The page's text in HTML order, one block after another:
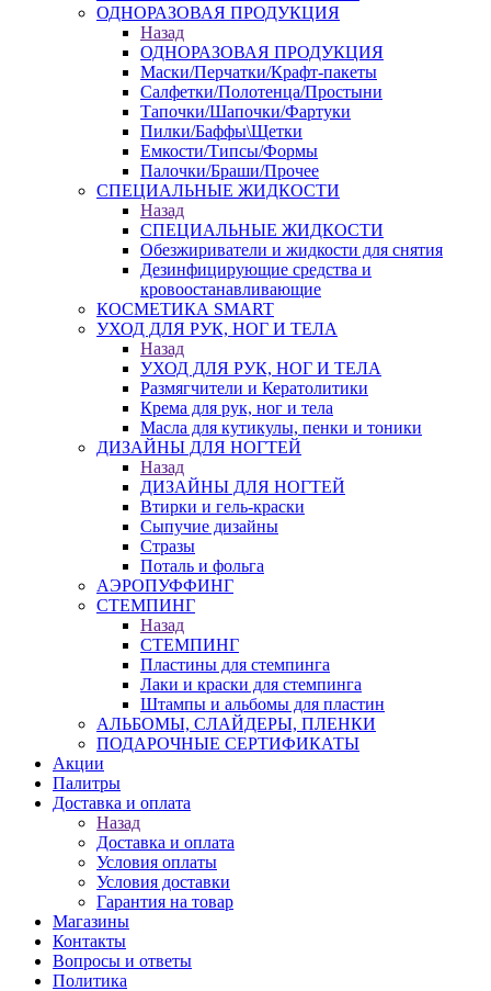
ОДНОРАЗОВАЯ ПРОДУКЦИЯ
Назад
ОДНОРАЗОВАЯ ПРОДУКЦИЯ
Маски/Перчатки/Крафт-пакеты
Салфетки/Полотенца/Простыни
Тапочки/Шапочки/Фартуки
Пилки/Баффы\Щетки
Емкости/Типсы/Формы
Палочки/Браши/Прочее
СПЕЦИАЛЬНЫЕ ЖИДКОСТИ
Назад
СПЕЦИАЛЬНЫЕ ЖИДКОСТИ
Обезжириватели и жидкости для снятия
Дезинфицирующие средства и
кровоостанавливающие
КОСМЕТИКА SMART
УХОД ДЛЯ РУК, НОГ И ТЕЛА
Назад
УХОД ДЛЯ РУК, НОГ И ТЕЛА
Размягчители и Кератолитики
Крема для рук, ног и тела
Масла для кутикулы, пенки и тоники
ДИЗАЙНЫ ДЛЯ НОГТЕЙ
Назад
ДИЗАЙНЫ ДЛЯ НОГТЕЙ
Втирки и гель-краски
Сыпучие дизайны
Стразы
Поталь и фольга
АЭРОПУФФИНГ
СТЕМПИНГ
Назад
СТЕМПИНГ
Пластины для стемпинга
Лаки и краски для стемпинга
Штампы и альбомы для пластин
АЛЬБОМЫ, СЛАЙДЕРЫ, ПЛЕНКИ
ПОДАРОЧНЫЕ СЕРТИФИКАТЫ
Акции
Палитры
Доставка и оплата
Назад
Доставка и оплата
Условия оплаты
Условия доставки
Гарантия на товар
Магазины
Контакты
Вопросы и ответы
Политика